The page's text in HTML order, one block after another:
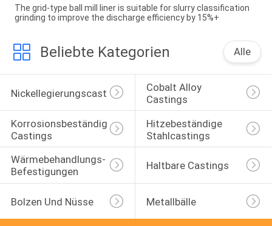
The grid-type ball mill liner is suitable for slurry classification
grinding to improve the discharge efficiency by 15%+
Beliebte Kategorien Alle
Nickellegierungscasting
Cobalt Alloy
Castings
Korrosionsbeständige
Castings
Hitzebeständige
Stahlcastings
Wärmebehandlungs-
Befestigungen
Haltbare Castings
Bolzen Und Nüsse Metallbälle